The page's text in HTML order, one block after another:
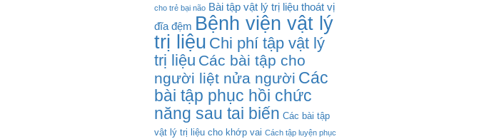
cho trẻ bại não Bài tập vật lý trị liệu thoát vị
đĩa đệm Bệnh viện vật lý
trị liệu Chi phí tập vật lý
trị liệu Các bài tập cho
người liệt nửa người Các
bài tập phục hồi chức
năng sau tai biến Các bài tập
vật lý trị liệu cho khớp vai Cách tập luyện phục